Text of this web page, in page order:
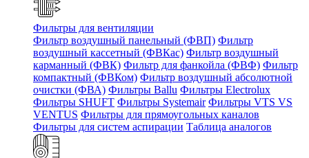
Фильтры для вентиляции
Фильтр воздушный панельный (ФВП) Фильтр
воздушный кассетный (ФВКас) Фильтр воздушный
карманный (ФВК) Фильтр для фанкойла (ФВФ) Фильтр
компактный (ФВКом) Фильтр воздушный абсолютной
очистки (ФВА) Фильтры Ballu Фильтры Electrolux
Фильтры SHUFT Фильтры Systemair Фильтры VTS VS
VENTUS Фильтры для прямоугольных каналов
Фильтры для систем аспирации Таблица аналогов